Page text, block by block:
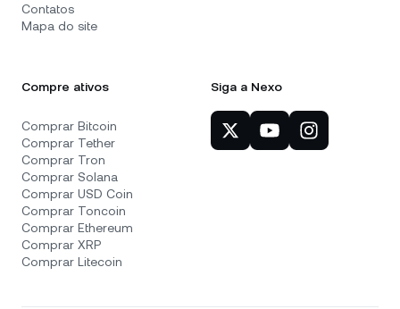
Contatos
Mapa do site
Compre ativos
Comprar Bitcoin
Comprar Tether
Comprar Tron
Comprar Solana
Comprar USD Coin
Comprar Toncoin
Comprar Ethereum
Comprar XRP
Comprar Litecoin
Siga a Nexo